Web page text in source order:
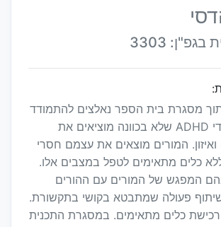
3303
מסגרת בית הספר נאלצים להתמודד
ביום יום עם ילדי ADHD שלא בכוונה מוציאים את
המורים מוצאים את עצמם חסרי
כלים מתאימים לטפל במצבים אלו.
המפגש של המורים עם ההורים
פעולה שמתבטא בקושי בתקשורת.
כלים מתאימים. במסגרת התכנית